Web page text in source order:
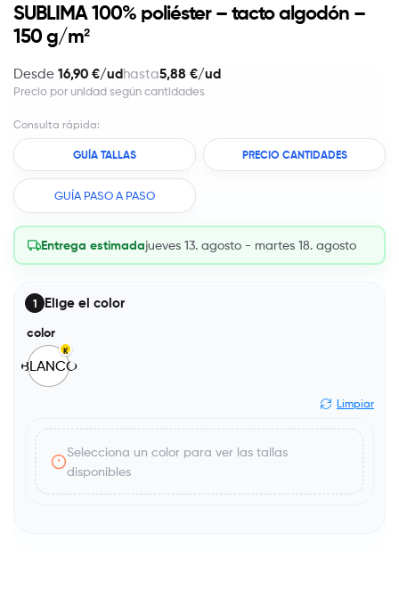
SUBLIMA 100% poliéster – tacto algodón –
150 g/m²
Desde 16,90 €/udhasta5,88 €/ud
Precio por unidad según cantidades
Consulta rápida:
GUÍA TALLAS PRECIO CANTIDADES
GUÍA PASO A PASO
Entrega estimadajueves 13. agosto - martes 18. agosto
1 Elige el color
color
BLANCO
K
Limpiar
Selecciona un color para ver las tallas
disponibles